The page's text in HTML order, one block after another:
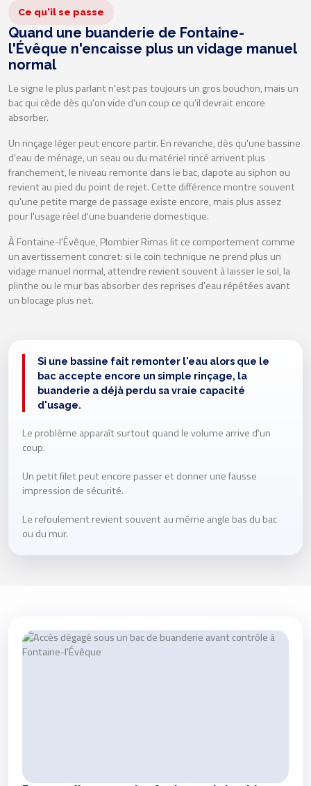
Ce qu'il se passe
Quand une buanderie de Fontaine-
l'Évêque n'encaisse plus un vidage manuel
normal
Le signe le plus parlant n'est pas toujours un gros bouchon, mais un
bac qui cède dès qu'on vide d'un coup ce qu'il devrait encore
absorber.
Un rinçage léger peut encore partir. En revanche, dès qu'une bassine
d'eau de ménage, un seau ou du matériel rincé arrivent plus
franchement, le niveau remonte dans le bac, clapote au siphon ou
revient au pied du point de rejet. Cette différence montre souvent
qu'une petite marge de passage existe encore, mais plus assez
pour l'usage réel d'une buanderie domestique.
À Fontaine-l'Évêque, Plombier Rimas lit ce comportement comme
un avertissement concret: si le coin technique ne prend plus un
vidage manuel normal, attendre revient souvent à laisser le sol, la
plinthe ou le mur bas absorber des reprises d'eau répétées avant
un blocage plus net.
Si une bassine fait remonter l'eau alors que le
bac accepte encore un simple rinçage, la
buanderie a déjà perdu sa vraie capacité
d'usage.
Le problème apparaît surtout quand le volume arrive d'un
coup.
Un petit filet peut encore passer et donner une fausse
impression de sécurité.
Le refoulement revient souvent au même angle bas du bac
ou du mur.